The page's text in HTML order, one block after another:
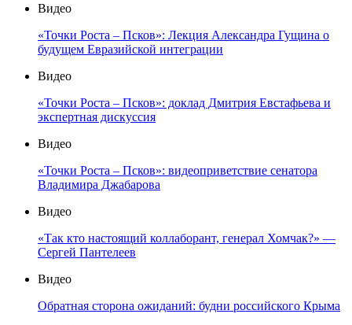
Видео
«Точки Роста – Псков»: Лекция Александра Гущина о
будущем Евразийской интеграции
Видео
«Точки Роста – Псков»: доклад Дмитрия Евстафьева и
экспертная дискуссия
Видео
«Точки Роста – Псков»: видеоприветствие сенатора
Владимира Джабарова
Видео
«Так кто настоящий коллаборант, генерал Хомчак?» —
Сергей Пантелеев
Видео
Обратная сторона ожиданий: будни российского Крыма